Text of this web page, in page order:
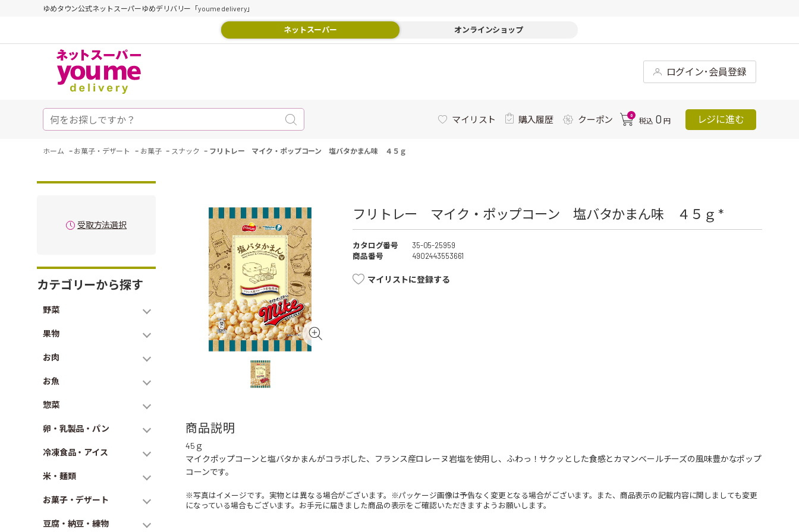
ゆめタウン公式ネットスーパーゆめデリバリー「youme delivery」
ネットスーパー オンラインショップ
ログイン･会員登録
マイリスト 購入履歴 クーポン 0
税込 0 円 レジに進む
ホーム - お菓子・デザート - お菓子 - スナック - フリトレー マイク・ポップコーン 塩バタかまん味 ４５ｇ
受取方法選択
カテゴリーから探す
野菜
果物
お肉
お魚
惣菜
卵・乳製品・パン
冷凍食品・アイス
米・麺類
お菓子・デザート
豆腐・納豆・練物
フリトレー マイク・ポップコーン 塩バタかまん味 ４５ｇ *
カタログ番号
35-05-25959
商品番号
4902443553661
マイリストに登録する
商品説明
45ｇ
マイクポップコーンと塩バタかまんがコラボした、フランス産ロレーヌ岩塩を使用し、ふわっ！サクッとした食感とカマンベールチーズの風味豊かなポップ
コーンです。
※写真はイメージです。実物とは異なる場合がございます。※パッケージ画像は予告なく変更となる場合がございます。また、商品表示の記載内容に関しましても変更
になっている場合もございます。お手元に届きました商品の表示をご確認いただきますようお願いします。